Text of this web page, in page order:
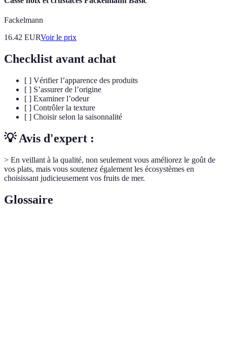
Fackelmann
16.42 EURVoir le prix
Checklist avant achat
[ ] Vérifier l’apparence des produits
[ ] S’assurer de l’origine
[ ] Examiner l’odeur
[ ] Contrôler la texture
[ ] Choisir selon la saisonnalité
💡 Avis d'expert :
> En veillant à la qualité, non seulement vous améliorez le goût de
vos plats, mais vous soutenez également les écosystèmes en
choisissant judicieusement vos fruits de mer.
Glossaire